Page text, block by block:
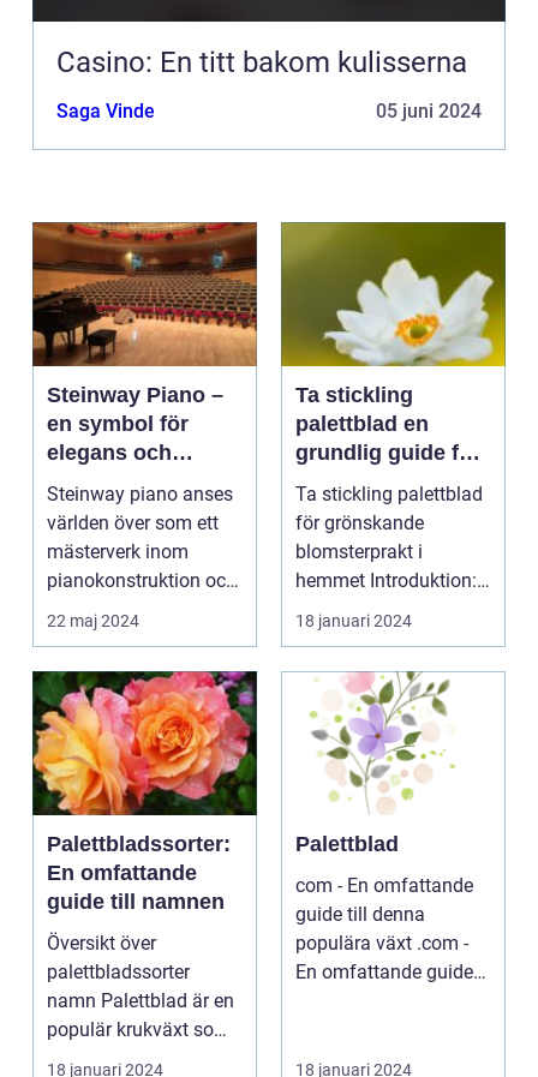
Casino: En titt bakom kulisserna
Saga Vinde 05 juni 2024
Steinway Piano –
en symbol för
elegans och
prestation
Steinway piano anses
världen över som ett
mästerverk inom
pianokonstruktion och
musik...
22 maj 2024
Ta stickling
palettblad en
grundlig guide för
blomsterentusiast
er
Ta stickling palettblad
för grönskande
blomsterprakt i
hemmet Introduktion:
...
18 januari 2024
Palettbladssorter:
En omfattande
guide till namnen
Översikt över
palettbladssorter
namn Palettblad är en
populär krukväxt som
blivit allt mer eftertra...
18 januari 2024
Palettblad
com - En omfattande
guide till denna
populära växt .com -
En omfattande guide
18 januari 2024